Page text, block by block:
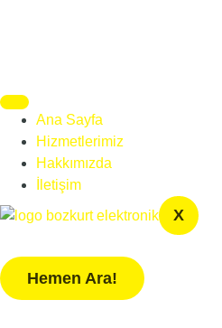
Ana Sayfa
Hizmetlerimiz
Hakkımızda
İletişim
X
Hemen Ara!